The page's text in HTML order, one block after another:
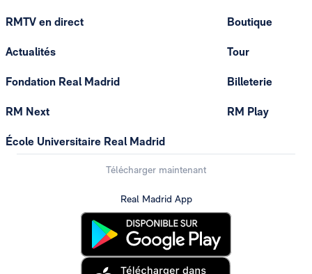
RMTV en direct
Actualités
Fondation Real Madrid
RM Next
École Universitaire Real Madrid
Boutique
Tour
Billeterie
RM Play
Télécharger maintenant
Real Madrid App